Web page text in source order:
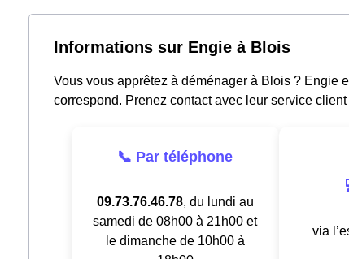
Informations sur Engie à Blois
Vous vous apprêtez à déménager à Blois ? Engie
correspond. Prenez contact avec leur service
📞 Par téléphone
09.73.76.46.78, du lundi au
samedi de 08h00 à 21h00 et
le dimanche de 10h00 à
via